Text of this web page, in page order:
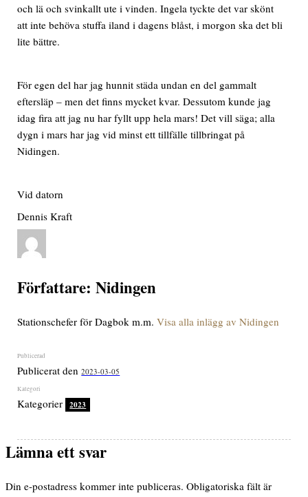
och lä och svinkallt ute i vinden. Ingela tyckte det var skönt
att inte behöva stuffa iland i dagens blåst, i morgon ska det bli
lite bättre.
För egen del har jag hunnit städa undan en del gammalt
eftersläp – men det finns mycket kvar. Dessutom kunde jag
idag fira att jag nu har fyllt upp hela mars! Det vill säga; alla
dygn i mars har jag vid minst ett tillfälle tillbringat på
Nidingen.
Vid datorn
Dennis Kraft
Författare: Nidingen
Stationschefer för Dagbok m.m.Visa alla inlägg av Nidingen
Publicerat den2023-03-05
Kategorier 2023
Lämna ett svar
Din e-postadress kommer inte publiceras. Obligatoriska fält är